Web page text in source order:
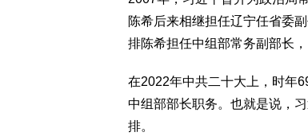
陈希后来相继担任辽宁任省委
排陈希担任中组部常务副部长
在2022年中共二十大上，时年
中组部部长职务。也就是说，
排。